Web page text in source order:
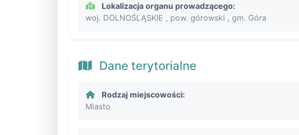
Lokalizacja organu prowadzącego:
woj. DOLNOŚLĄSKIE , pow. górowski , gm. Góra
Dane terytorialne
Rodzaj miejscowości:
Miasto